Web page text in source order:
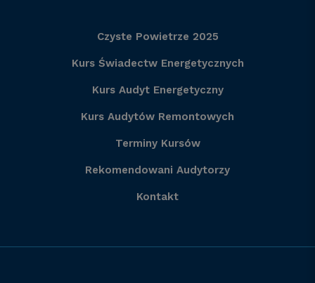
Czyste Powietrze 2025
Kurs Świadectw Energetycznych
Kurs Audyt Energetyczny
Kurs Audytów Remontowych
Terminy Kursów
Rekomendowani Audytorzy
Kontakt